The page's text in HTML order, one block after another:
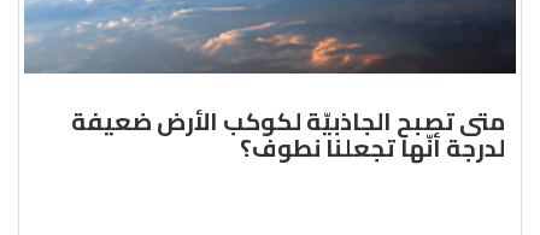
متى تصبح الجاذبيّة لكوكب الأرض ضعيفة
لدرجة أنّها تجعلنا نطوف؟